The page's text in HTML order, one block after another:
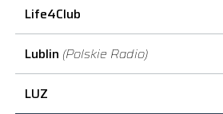
Life4Club
Lublin (Polskie Radio)
LUZ